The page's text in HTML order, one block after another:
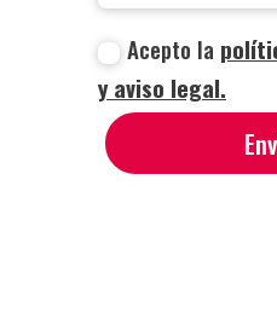
Acepto la
y aviso legal.